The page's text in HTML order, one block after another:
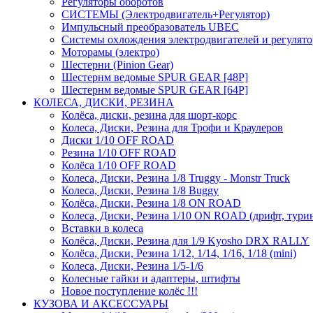
СИСТЕМЫ (Электродвигатель+Регулятор)
Импульсный преобразователь UBEC
Системы охлождения электродвигателей и
Моторамы (электро)
Шестерни (Pinion Gear)
Шестернм ведомые SPUR GEAR [48P]
Шестернм ведомые SPUR GEAR [64P]
КОЛЕСА, ДИСКИ, РЕЗИНА
Колёса, диски, резина для шорт-корс
Колеса, Диски, Резина для Трофи и Краулеров
Диски 1/10 OFF ROAD
Резина 1/10 OFF ROAD
Колёса 1/10 OFF ROAD
Колеса, Диски, Резина 1/8 Truggy - Monstr Truck
Колеса, Диски, Резина 1/8 Buggy
Колёса, Диски, Резина 1/8 ON ROAD
Колеса, Диски, Резина 1/10 ON ROAD (дрифт,
Вставки в колеса
Колёса, Диски, Резина для 1/9 Kyosho DRX RALLY
Колёса, Диски, Резина 1/12, 1/14, 1/16, 1/18 (mini)
Колеса, Диски, Резина 1/5-1/6
Колесные гайки и адаптеры, штифты
Новое поступление колёс !!!
КУЗОВА И АКСЕССУАРЫ